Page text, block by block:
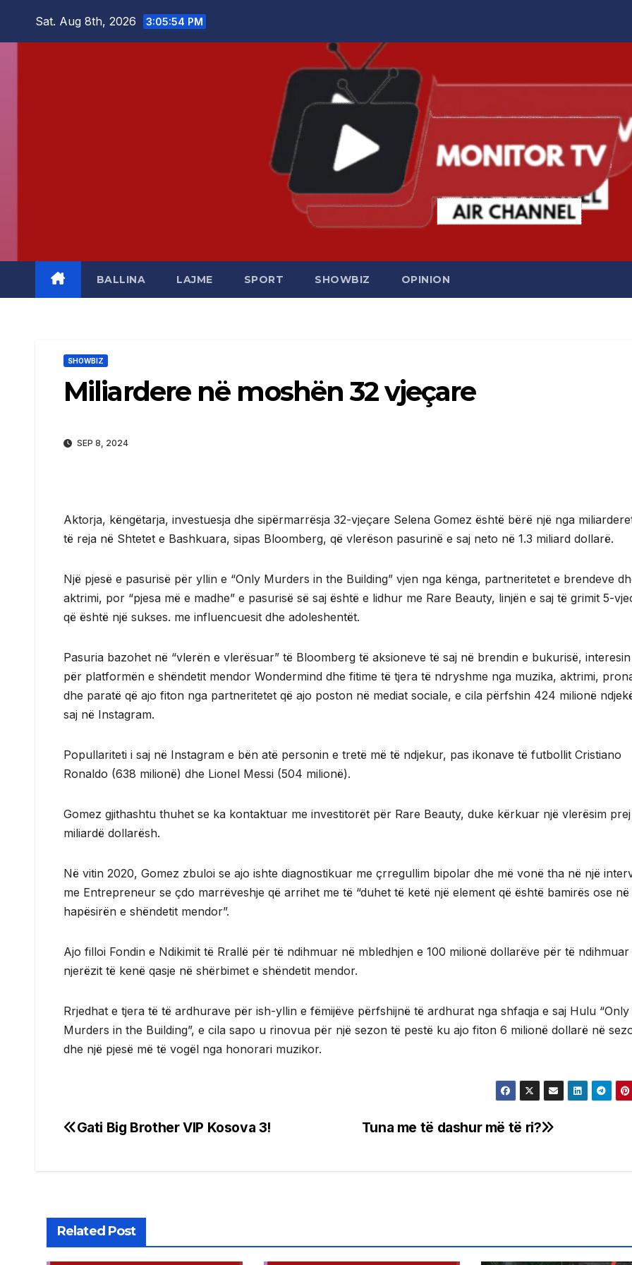
Sat. Aug 8th, 2026 3:05:54 PM
BALLINA LAJME SPORT SHOWBIZ OPINION
SHOWBIZ
Miliardere në moshën 32 vjeçare
SEP 8, 2024
Aktorja, këngëtarja, investuesja dhe sipërmarrësja 32-vjeçare Selena Gomez është bërë një nga
të reja në Shtetet e Bashkuara, sipas Bloomberg, që vlerëson pasurinë e saj neto në 1.3 miliard dollarë.
Një pjesë e pasurisë për yllin e “Only Murders in the Building” vjen nga kënga, partneritetet e brendeve
aktrimi, por “pjesa më e madhe” e pasurisë së saj është e lidhur me Rare Beauty, linjën e saj të grimit 5-
që është një sukses. me influencuesit dhe adoleshentët.
Pasuria bazohet në “vlerën e vlerësuar” të Bloomberg të aksioneve të saj në brendin e bukurisë,
për platformën e shëndetit mendor Wondermind dhe fitime të tjera të ndryshme nga muzika, aktrimi,
dhe paratë që ajo fiton nga partneritetet që ajo poston në mediat sociale, e cila përfshin 424 milionë
saj në Instagram.
Popullariteti i saj në Instagram e bën atë personin e tretë më të ndjekur, pas ikonave të futbollit Cristiano
Ronaldo (638 milionë) dhe Lionel Messi (504 milionë).
Gomez gjithashtu thuhet se ka kontaktuar me investitorët për Rare Beauty, duke kërkuar një vlerësim
miliardë dollarësh.
Në vitin 2020, Gomez zbuloi se ajo ishte diagnostikuar me çrregullim bipolar dhe më vonë tha në një
me Entrepreneur se çdo marrëveshje që arrihet me të “duhet të ketë një element që është bamirës ose në
hapësirën e shëndetit mendor”.
Ajo filloi Fondin e Ndikimit të Rrallë për të ndihmuar në mbledhjen e 100 milionë dollarëve për të ndihmuar
njerëzit të kenë qasje në shërbimet e shëndetit mendor.
Rrjedhat e tjera të të ardhurave për ish-yllin e fëmijëve përfshijnë të ardhurat nga shfaqja e saj Hulu “Only
Murders in the Building”, e cila sapo u rinovua për një sezon të pestë ku ajo fiton 6 milionë dollarë në
dhe një pjesë më të vogël nga honorari muzikor.
Post
Tuna me të dashur më të ri?
Gati Big Brother VIP Kosova 3!
Related Post